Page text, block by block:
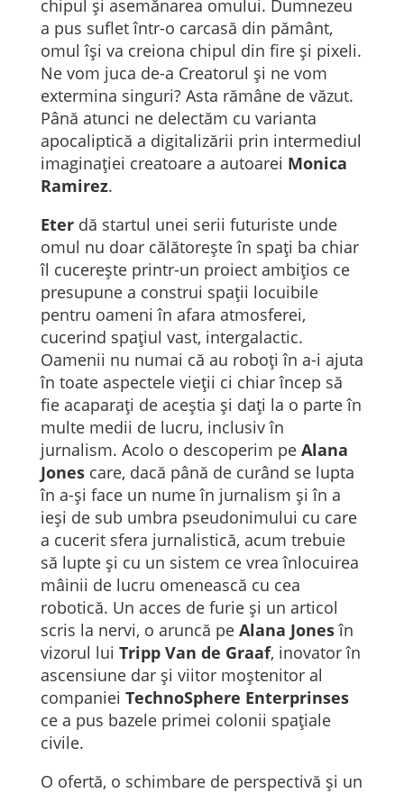
chipul și asemănarea omului. Dumnezeu
a pus suflet într-o carcasă din pământ,
omul își va creiona chipul din fire și pixeli.
Ne vom juca de-a Creatorul și ne vom
extermina singuri? Asta rămâne de văzut.
Până atunci ne delectăm cu varianta
apocaliptică a digitalizării prin intermediul
imaginației creatoare a autoarei Monica
Ramirez.
Eterdă startul unei serii futuriste unde
omul nu doar călătorește în spați ba chiar
îl cucerește printr-un proiect ambițios ce
presupune a construi spații locuibile
pentru oameni în afara atmosferei,
cucerind spațiul vast, intergalactic.
Oamenii nu numai că au roboți în a-i ajuta
în toate aspectele vieții ci chiar încep să
fie acaparați de aceștia și dați la o parte în
multe medii de lucru, inclusiv în
jurnalism. Acolo o descoperim pe Alana
Jonescare, dacă până de curând se lupta
în a-și face un nume în jurnalism și în a
ieși de sub umbra pseudonimului cu care
a cucerit sfera jurnalistică, acum trebuie
să lupte și cu un sistem ce vrea înlocuirea
mâinii de lucru omenească cu cea
robotică. Un acces de furie și un articol
scris la nervi, o aruncă pe Alana Jonesîn
vizorul lui Tripp Van de Graaf, inovator în
ascensiune dar și viitor moștenitor al
companiei TechnoSphere Enterprinses
ce a pus bazele primei colonii spațiale
civile.
O ofertă, o schimbare de perspectivă și un